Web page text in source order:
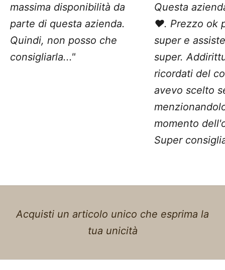
massima disponibilità da
parte di questa azienda.
Quindi, non posso che
consigliarla..."
Questa
❤️. Prezzo ok
super e
super.
ricordati del
avevo scelto
momento
Super
Acquisti un articolo unico che esprima la
tua unicità